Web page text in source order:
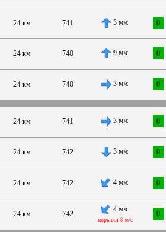
24 км 741 3 м/с 0
24 км 740 9 м/с 0
24 км 740 3 м/с 0
24 км 741 3 м/с 0
24 км 742 3 м/с 0
24 км 742 4 м/с 0
24 км 742
4 м/с
порывы 8 м/с
0